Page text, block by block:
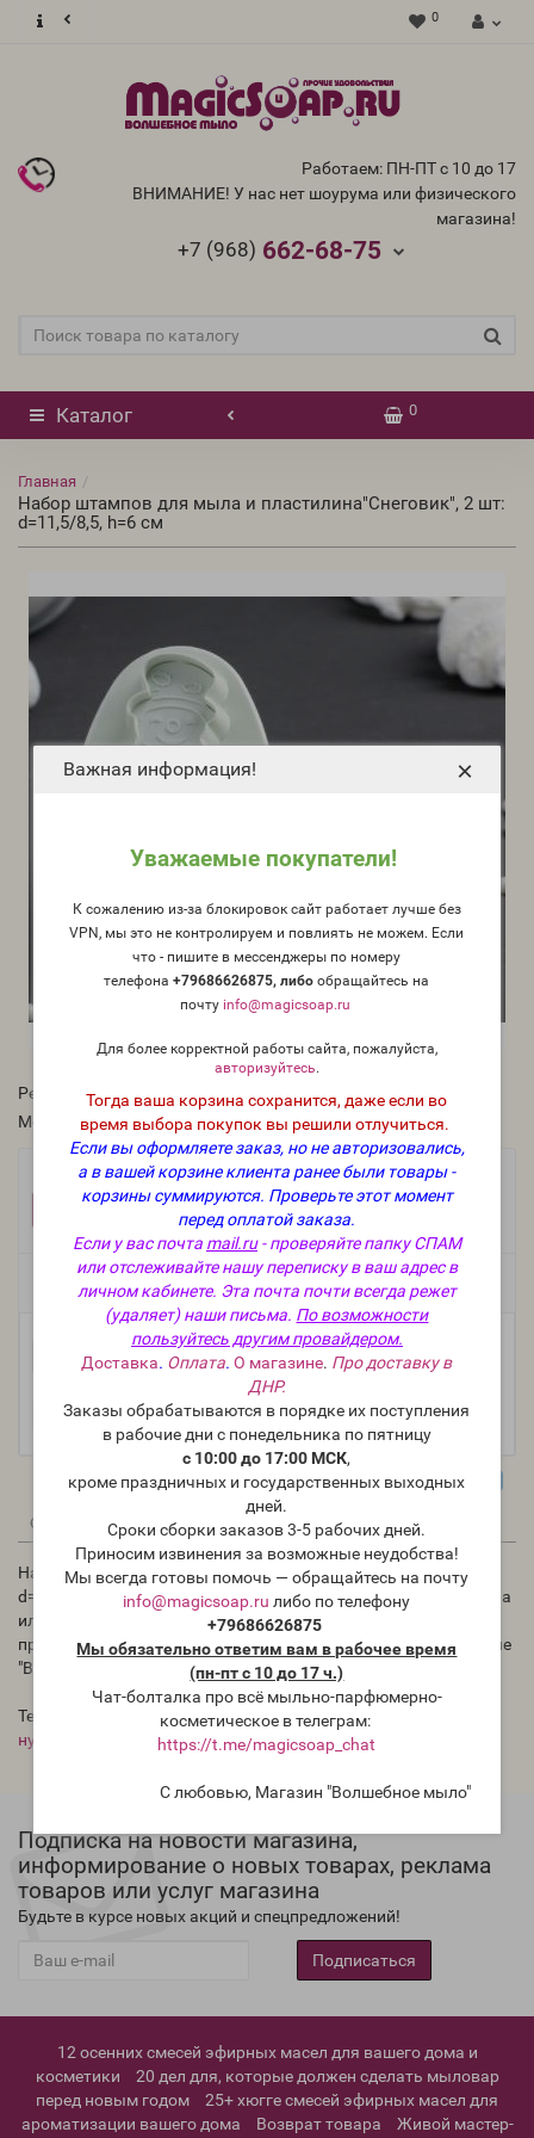
Важная информация!
Уважаемые покупатели!
К сожалению из-за блокировок сайт работает лучше без
VPN, мы это не контролируем и повлиять не можем. Если
что - пишите в мессенджеры по номеру
телефона+79686626875, либообращайтесь на
почту info@magicsoap.ru
Для более корректной работы сайта, пожалуйста,
авторизуйтесь.
Тогда ваша корзина сохранится, даже если во
время выбора покупок вы решили отлучиться.
Если вы оформляете заказ, но не авторизовались,
а в вашей корзине клиента ранее были товары -
корзины суммируются. Проверьте этот момент
перед оплатой заказа.
Если у вас почта mail.ru- проверяйте папку СПАМ
или отслеживайте нашу переписку в ваш адрес в
личном кабинете. Эта почта почти всегда режет
(удаляет) наши письма. По возможности
пользуйтесь другим провайдером.
Доставка. Оплата.О магазине. Про доставку в
ДНР.
Заказы обрабатываются в порядке их поступления
в рабочие дни с понедельника по пятницу
с 10:00 до 17:00 МСК,
кроме праздничных и государственных выходных
дней.
Сроки сборки заказов 3-5 рабочих дней.
Приносим извинения за возможные неудобства!
Мы всегда готовы помочь — обращайтесь на почту
info@magicsoap.ru либо по телефону
+79686626875
Мы обязательно ответим вам в рабочее время
(пн-пт с 10 до 17 ч.)
Чат-болталка про всё мыльно-парфюмерно-
косметическое в телеграм:
https://t.me/magicsoap_chat
С любовью, Магазин "Волшебное мыло"
×
0
Работаем: ПН-ПТ с 10 до 17
ВНИМАНИЕ! У нас нет шоурума или физического
магазина!
+7 (968) 662-68-75
Каталог 0
Главная
Набор штампов для мыла и пластилина"Снеговик", 2 шт:
d=11,5/8,5, h=6 см
Рейтинг:
Модель:
stpl-35
Фасовка:
178 руб.
Есть в наличии
+ В корзину
Описание Отзывы Вопрос - Ответ
Набор штампов для мыла и пластилина "Снеговик", 2 шт:
d=11,5/8,5, h=6 см: можно использовать для мыла-пластилина
или штампов на мыле с нуля или из основы, а также для
пряников под роспись. Такой штамп можно купить в магазине
"Волшебное мыло", http://magicsoap.ru/shop
Теги: штамп для мыла,штамп для мыла с нуля
нуля
Подписка на новости магазина,
информирование о новых товарах, реклама
товаров или услуг магазина
Будьте в курсе новых акций и спецпредложений!
Подписаться
12 осенних смесей эфирных масел для вашего дома и
косметики
20 дел для, которые должен сделать мыловар
перед новым годом
25+ хюгге смесей эфирных масел для
ароматизации вашего дома
Возврат товара Живой мастер-